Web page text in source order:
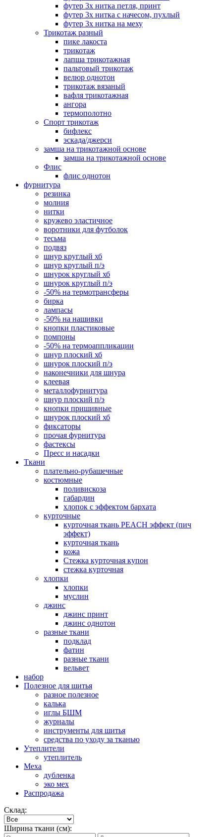
футер 3х нитка петля, принт
футер 3х нитка с начесом, пухлый
футер 3х нитка на меху
Трикотаж разный
пике лакоста
трикотаж
лапша трикотажная
пальтовый трикотаж
велюр однотон
трикотаж вязаный
вафля трикотажная
ангора
термополотно
Спорт трикотаж
бифлекс
эскада/джерси
замша на трикотажной основе
замша на трикотажной основе
Флис
флис однотон
фурнитура
резинка
молния
нитки
кружево эластичное
воротники для футболок
тесьма
подвяз
шнур круглый хб
шнур круглый п/э
шнурок круглый хб
шнурок круглый п/э
-50% на термотрансферы
бирка
лампасы
-50% на нашивки
кнопки пластиковые
помпоны
-50% на термоаппликации
шнур плоский хб
шнурок плоский п/э
наконечники для шнура
клеевая
металлофурнитура
шнур плоский п/э
кнопки пришивные
шнурок плоский хб
фиксаторы
прочая фурнитура
фастексы
Пресс и насадки
Ткани
плательно-рубашечные
костюмные
поливискоза
габардин
хлопок с эффектом бархата
курточные
курточная ткань PEACH эффект (пич
эффект)
курточная ткань
кожа
Стежка курточная купон
стежка курточная
хлопки
хлопки
муслин
джинс
джинс принт
джинс однотон
разные ткани
подклад
фатин
разные ткани
вельвет
набор
Полезное для шитья
разное полезное
калька
иглы БШМ
журналы
инструменты для шитья
средства по уходу за тканью
Утеплители
утеплитель
Меха
дубленка
эко мех
Распродажа
Склад:
Ширина ткани (см):